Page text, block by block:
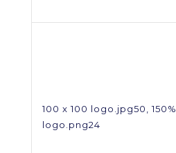
100 x 100 logo.jpg50, 150%
logo.png24